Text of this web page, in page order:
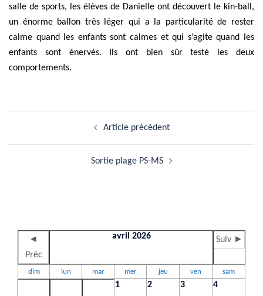
salle de sports, les élèves de Danielle ont découvert le kin-ball,
un énorme ballon très léger qui a la particularité de rester
calme quand les enfants sont calmes et qui s’agite quand les
enfants sont énervés. Ils ont bien sûr testé les deux
comportements.
Article précédent
Sortie plage PS-MS
◄
Préc
avril 2026 Suiv ►
dim lun mar mer jeu ven sam
1 2 3 4